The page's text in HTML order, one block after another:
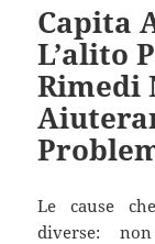
Capita
L’alito
Rimedi
Le cause
diverse: